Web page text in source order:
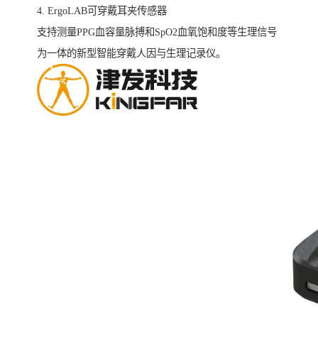
4. ErgoLAB可穿戴耳夹传感器
支持测量PPG血容量脉搏和SpO2血氧饱和度等生理信号
为一体的新型智能穿戴人因与生理记录仪。